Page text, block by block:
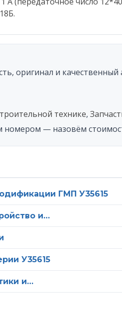
также сполитикой
оригинал и
технике,
номером — назовём
ГМП У35615
и…
У35615
и…